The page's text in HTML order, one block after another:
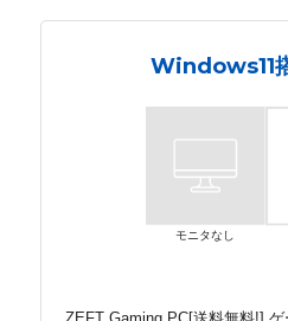
Windows11
モニタなし